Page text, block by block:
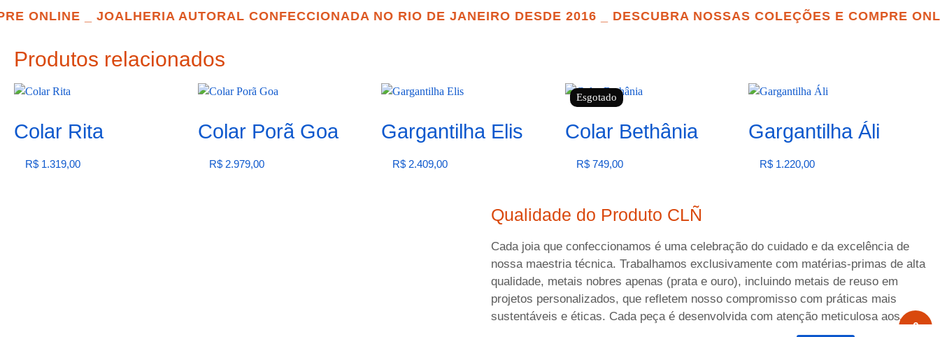
_ JOALHERIA AUTORAL CONFECCIONADA NO RIO DE JANEIRO DESDE 2016 _ DESCUBRA NOSSAS COLEÇÕES E COMPRE
Produtos relacionados
Colar Rita
R$ 1.319,00
Colar Porã Goa
R$2.979,00
Gargantilha Elis
R$ 2.409,00
Esgotado
Colar Bethânia
R$749,00
Gargantilha Áli
R$ 1.220,00
Qualidade do Produto CLÑ
Cada joia que confeccionamos é uma celebração do cuidado e da excelência de
nossa maestria técnica. Trabalhamos exclusivamente com matérias-primas de alta
qualidade, metais nobres apenas (prata e ouro), incluindo metais de reuso em
projetos personalizados, que refletem nosso compromisso com práticas mais
sustentáveis e éticas. Cada peça é desenvolvida com atenção meticulosa aos
detalhes, em um processo que respeita as necessidades e os desejos únicos de
0